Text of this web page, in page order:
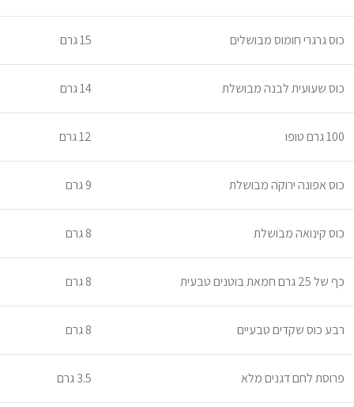
כוס גרגרי חומוס מבושלים 15 גרם
כוס שעועית לבנה מבושלת 14 גרם
100 גרם טופו 12 גרם
כוס אפונה ירוקה מבושלת 9 גרם
כוס קינואה מבושלת 8 גרם
כף של 25 גרם חמאת בוטנים טבעית 8 גרם
רבע כוס שקדים טבעיים 8 גרם
פרוסת לחם דגנים מלא 3.5 גרם